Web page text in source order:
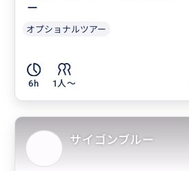
ー
オプショナルツアー
6h 1人〜
サイゴンブルー